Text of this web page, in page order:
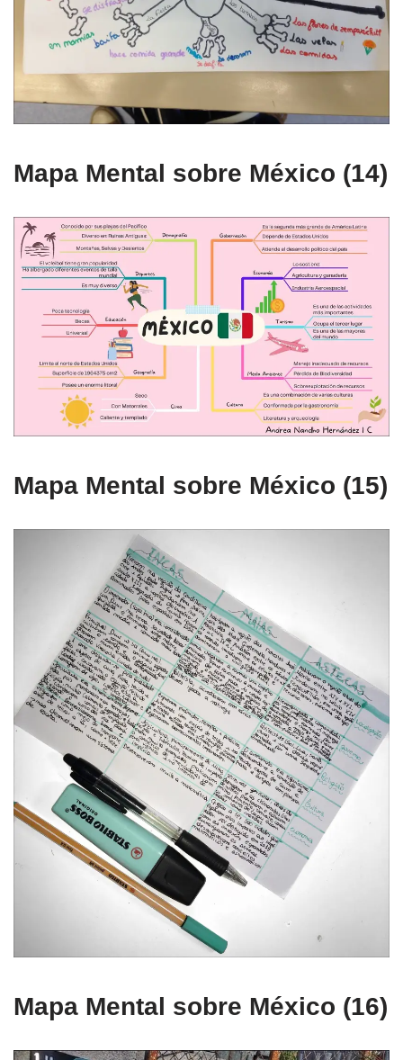
Mapa Mental sobre México (14)
Mapa Mental sobre México (15)
Mapa Mental sobre México (16)